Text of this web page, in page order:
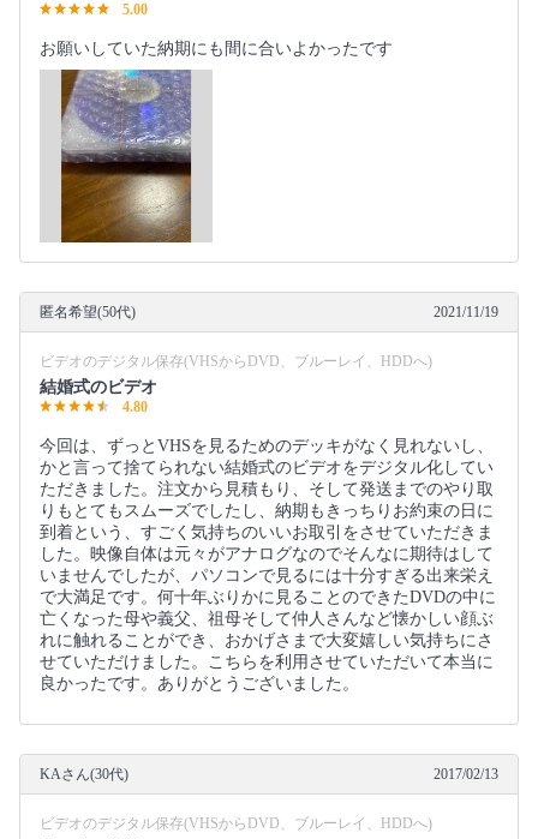
5.00
お願いしていた納期にも間に合いよかったです
匿名希望(50代) 2021/11/19
ビデオのデジタル保存(VHSからDVD、ブルーレイ、HDDへ)
結婚式のビデオ
4.80
今回は、ずっとVHSを見るためのデッキがなく見れないし、
かと言って捨てられない結婚式のビデオをデジタル化してい
ただきました。注文から見積もり、そして発送までのやり取
りもとてもスムーズでしたし、納期もきっちりお約束の日に
到着という、すごく気持ちのいいお取引をさせていただきま
した。映像自体は元々がアナログなのでそんなに期待はして
いませんでしたが、パソコンで見るには十分すぎる出来栄え
で大満足です。何十年ぶりかに見ることのできたDVDの中に
亡くなった母や義父、祖母そして仲人さんなど懐かしい顔ぶ
れに触れることができ、おかげさまで大変嬉しい気持ちにさ
せていただけました。こちらを利用させていただいて本当に
良かったです。ありがとうございました。
KAさん(30代) 2017/02/13
ビデオのデジタル保存(VHSからDVD、ブルーレイ、HDDへ)